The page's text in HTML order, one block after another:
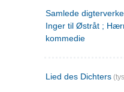
Samlede
Inger til Østråt ;
kommedie
Lied des Dichters